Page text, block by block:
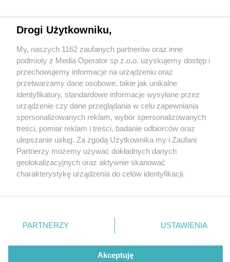
apartamenty w sercu Katowic
5 / 1
Wydawca mediów lokalnych
Nie zapomnij
zapoznać się z:
polityką prywatności
Twojemiasto
Piekary Śląskie
Chorzów
Tarnowskie Góry
Gliwice
Skontakuj sięz nami
Kontakt
Redakcja
Newsletter
Drogi Użytkowniku,
My, naszych 1162 zaufanych partnerów oraz inne
podmioty z Media Operator sp z.o.o. uzyskujemy dostęp i
przechowujemy informacje na urządzeniu oraz
przetwarzamy dane osobowe, takie jak unikalne
identyfikatory, standardowe informacje wysyłane przez
urządzenie czy dane przeglądania w celu zapewniania
spersonalizowanych reklam, wybór spersonalizowanych
treści, pomiar reklam i treści, badanie odbiorców oraz
ulepszanie usług. Za zgodą Użytkownika my i Zaufani
Partnerzy możemy używać dokładnych danych
geolokalizacyjnych oraz aktywnie skanować
charakterystykę urządzenia do celów identyfikacji.
zmienić/wycofać klikając przycisk ustawień prywatności
znajdujący się w lewym dolnym rogu strony
rodzaje przetwarzania danych nie wymagają zgody
użytkownika, ale masz prawo sprzeciwić się takiemu
PARTNERZY USTAWIENIA
Akceptuję